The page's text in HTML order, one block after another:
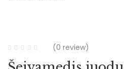
(0 review)